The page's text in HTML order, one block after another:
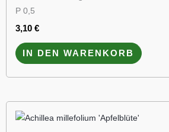
P 0,5
3,10 €
IN DEN WARENKORB